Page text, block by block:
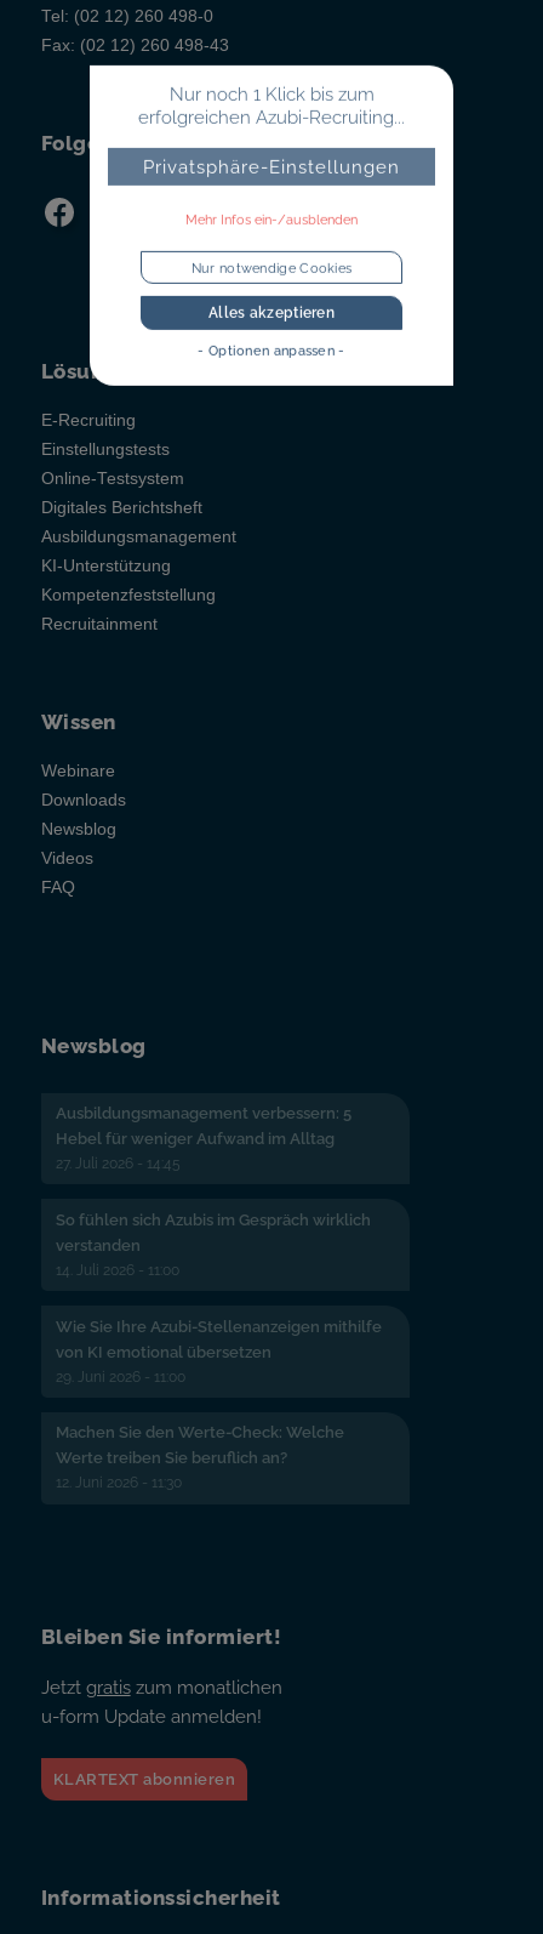
Tel: (02 12) 260 498-0
Fax: (02 12) 260 498-43
Folgen Sie uns!
Lösungen
E-Recruiting
Einstellungstests
Online-Testsystem
Digitales Berichtsheft
Ausbildungsmanagement
KI-Unterstützung
Kompetenzfeststellung
Recruitainment
Wissen
Webinare
Downloads
Newsblog
Videos
FAQ
Newsblog
Ausbildungsmanagement verbessern: 5
Hebel für weniger Aufwand im Alltag
27. Juli 2026 - 14:45
So fühlen sich Azubis im Gespräch wirklich
verstanden
14. Juli 2026 - 11:00
Wie Sie Ihre Azubi-Stellenanzeigen mithilfe
von KI emotional übersetzen
29. Juni 2026 - 11:00
Machen Sie den Werte-Check: Welche
Werte treiben Sie beruflich an?
12. Juni 2026 - 11:30
Bleiben Sie informiert!
Jetzt gratiszum monatlichen
u-form Update anmelden!
KLARTEXT abonnieren
Informationssicherheit
Nur noch 1 Klick bis zum
erfolgreichen Azubi-Recruiting...
Privatsphäre-Einstellungen
Mehr Infos ein-/ausblenden
Nur notwendige Cookies
Alles akzeptieren
- Optionen anpassen -